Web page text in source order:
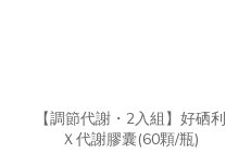
【調節代謝・2入組】好硒利
Ｘ代謝膠囊(60顆/瓶)